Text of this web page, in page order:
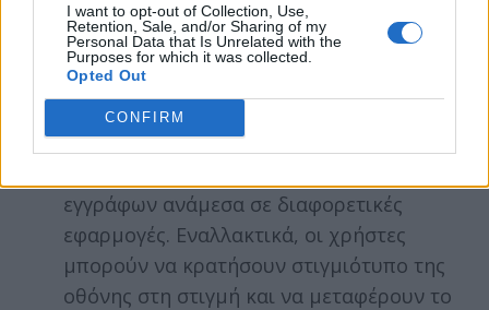
I want to opt-out of Collection, Use,
Retention, Sale, and/or Sharing of my
Personal Data that Is Unrelated with the
Purposes for which it was collected.
Opted Out
CONFIRM
Tray), οι χρήστες μπορούν να ανοίξουν
πολλαπλές εφαρμογές ταυτόχρονα, ενώ οι
λειτουργία App Pair ενσωματώνεται στο
Edge Panel για μεγαλύτερη άνεση. Με απλό
drag and drop13, διευκολύνεται άμεσα η
εγγράφων ανάμεσα σε διαφορετικές
εφαρμογές. Εναλλακτικά, οι χρήστες
μπορούν να κρατήσουν στιγμιότυπο της
οθόνης στη στιγμή και να μεταφέρουν το